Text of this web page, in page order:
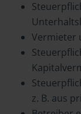
Vermieter
z. B. aus